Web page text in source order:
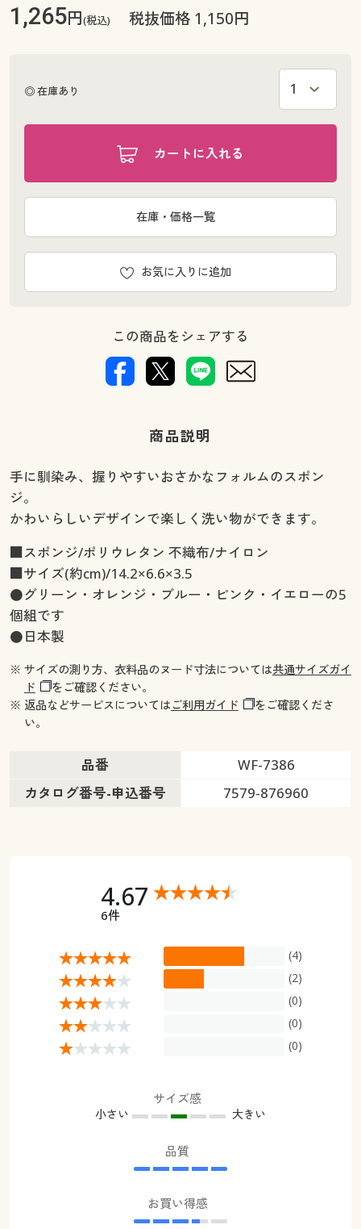
ご利用ガイド
よくある質問とお問い合わせ
1,265円(税込) 税抜価格 1,150円
◎ 在庫あり
カートに入れる
お気に入りに追加
在庫・価格一覧
この商品をシェアする
商品説明
手に馴染み、握りやすいおさかなフォルムのスポン
ジ。
かわいらしいデザインで楽しく洗い物ができます。
■スポンジ/ポリウレタン 不織布/ナイロン
■サイズ(約cm)/14.2×6.6×3.5
●グリーン・オレンジ・ブルー・ピンク・イエローの5
個組です
●日本製
※ サイズの測り方、衣料品のヌード寸法については共通サイズガイ
ド
をご確認ください。
※ 返品などサービスについてはご利用ガイド
をご確認くださ
い。
品番
WF-7386
カタログ番号-申込番号
7579-876960
4.67
6件
(4)
(2)
(0)
(0)
(0)
サイズ感
小さい 大きい
品質
お買い得感